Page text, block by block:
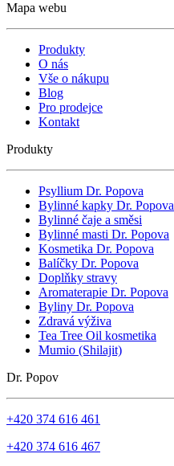
Mapa webu
Produkty
O nás
Vše o nákupu
Blog
Pro prodejce
Kontakt
Produkty
Psyllium Dr. Popova
Bylinné kapky Dr. Popova
Bylinné čaje a směsi
Bylinné masti Dr. Popova
Kosmetika Dr. Popova
Balíčky Dr. Popova
Doplňky stravy
Aromaterapie Dr. Popova
Byliny Dr. Popova
Zdravá výživa
Tea Tree Oil kosmetika
Mumio (Shilajit)
Dr. Popov
+420 374 616 461
+420 374 616 467